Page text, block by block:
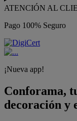
ATENCIÓN AL
Pago 100% Seguro
¡Nueva app!
Conforama,
decoración y